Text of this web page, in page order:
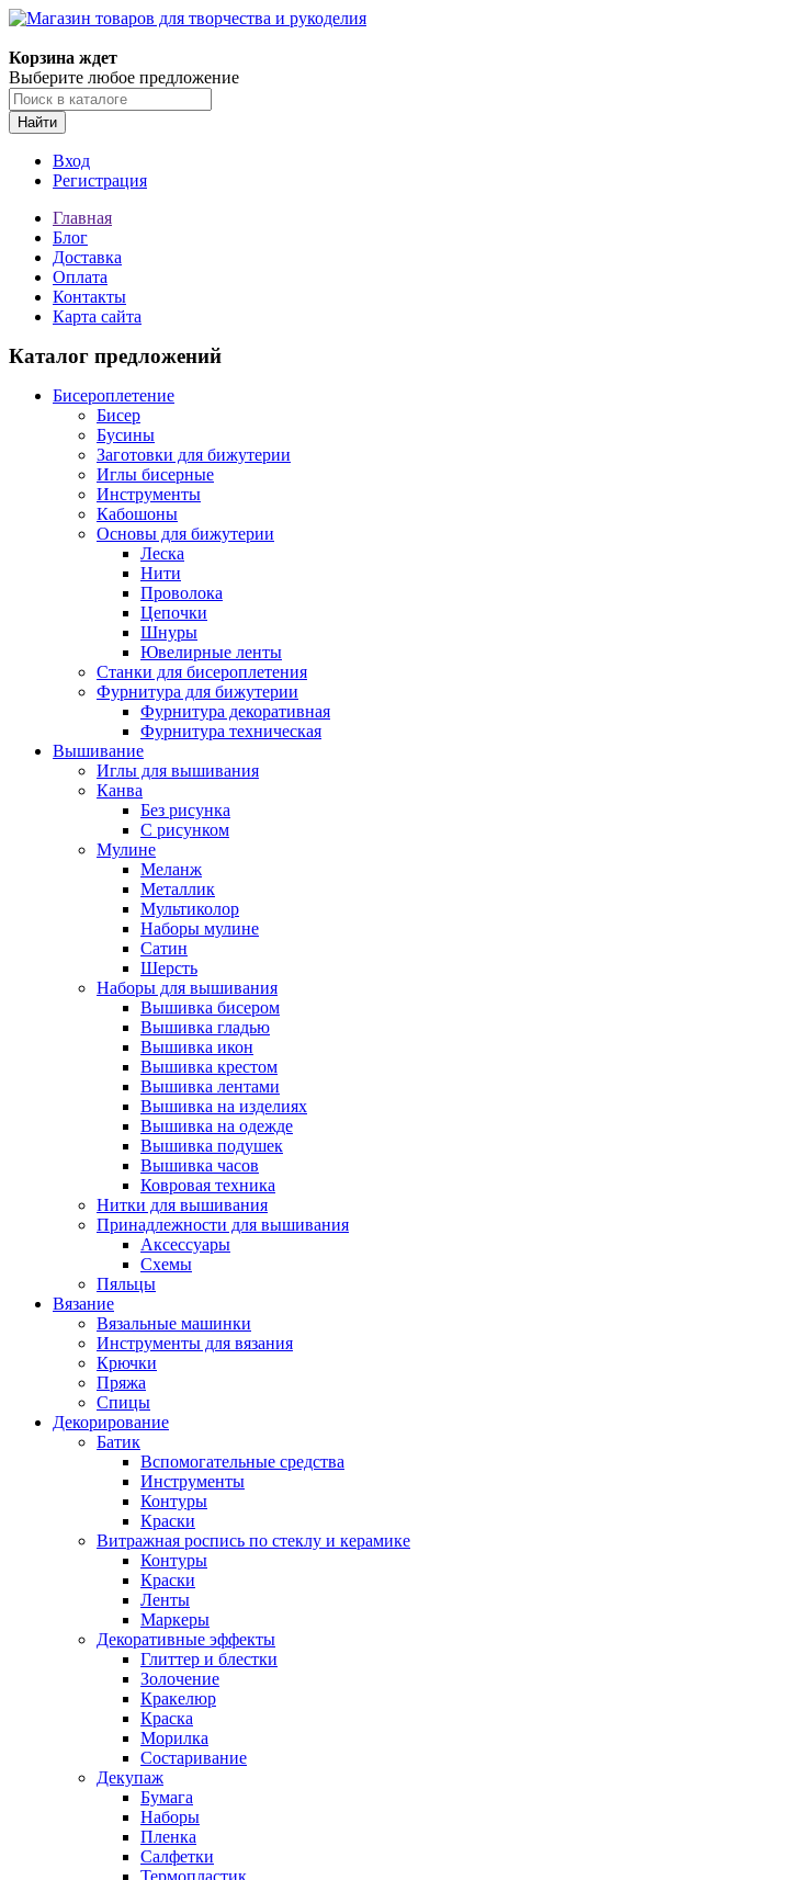
Корзина ждет
Выберите любое предложение
Найти
Вход
Регистрация
Главная
Блог
Доставка
Оплата
Контакты
Карта сайта
Каталог предложений
Бисероплетение
Бисер
Бусины
Заготовки для бижутерии
Иглы бисерные
Инструменты
Кабошоны
Основы для бижутерии
Леска
Нити
Проволока
Цепочки
Шнуры
Ювелирные ленты
Станки для бисероплетения
Фурнитура для бижутерии
Фурнитура декоративная
Фурнитура техническая
Вышивание
Иглы для вышивания
Канва
Без рисунка
С рисунком
Мулине
Меланж
Металлик
Мультиколор
Наборы мулине
Сатин
Шерсть
Наборы для вышивания
Вышивка бисером
Вышивка гладью
Вышивка икон
Вышивка крестом
Вышивка лентами
Вышивка на изделиях
Вышивка на одежде
Вышивка подушек
Вышивка часов
Ковровая техника
Нитки для вышивания
Принадлежности для вышивания
Аксессуары
Схемы
Пяльцы
Вязание
Вязальные машинки
Инструменты для вязания
Крючки
Пряжа
Спицы
Декорирование
Батик
Вспомогательные средства
Инструменты
Контуры
Краски
Витражная роспись по стеклу и керамике
Контуры
Краски
Ленты
Маркеры
Декоративные эффекты
Глиттер и блестки
Золочение
Кракелюр
Краска
Морилка
Состаривание
Декупаж
Бумага
Наборы
Пленка
Салфетки
Термопластик